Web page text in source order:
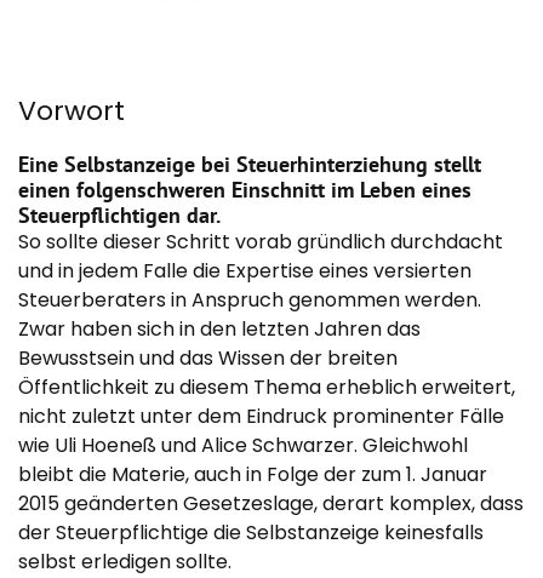
Vorwort
Eine Selbstanzeige bei Steuerhinterziehung stellt
einen folgenschweren Einschnitt im Leben eines
Steuerpflichtigen dar.
So sollte dieser Schritt vorab gründlich durchdacht
und in jedem Falle die Expertise eines versierten
Steuerberaters in Anspruch genommen werden.
Zwar haben sich in den letzten Jahren das
Bewusstsein und das Wissen der breiten
Öffentlichkeit zu diesem Thema erheblich erweitert,
nicht zuletzt unter dem Eindruck prominenter Fälle
wie Uli Hoeneß und Alice Schwarzer. Gleichwohl
bleibt die Materie, auch in Folge der zum 1. Januar
2015 geänderten Gesetzeslage, derart komplex, dass
der Steuerpflichtige die Selbstanzeige keinesfalls
selbst erledigen sollte.